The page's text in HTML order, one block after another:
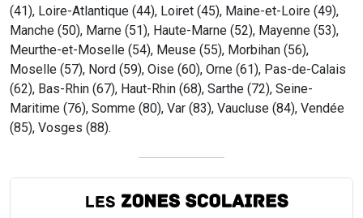
(41), Loire-Atlantique (44), Loiret (45), Maine-et-Loire (49),
Manche (50), Marne (51), Haute-Marne (52), Mayenne (53),
Meurthe-et-Moselle (54), Meuse (55), Morbihan (56),
Moselle (57), Nord (59), Oise (60), Orne (61), Pas-de-Calais
(62), Bas-Rhin (67), Haut-Rhin (68), Sarthe (72), Seine-
Maritime (76), Somme (80), Var (83), Vaucluse (84), Vendée
(85), Vosges (88).